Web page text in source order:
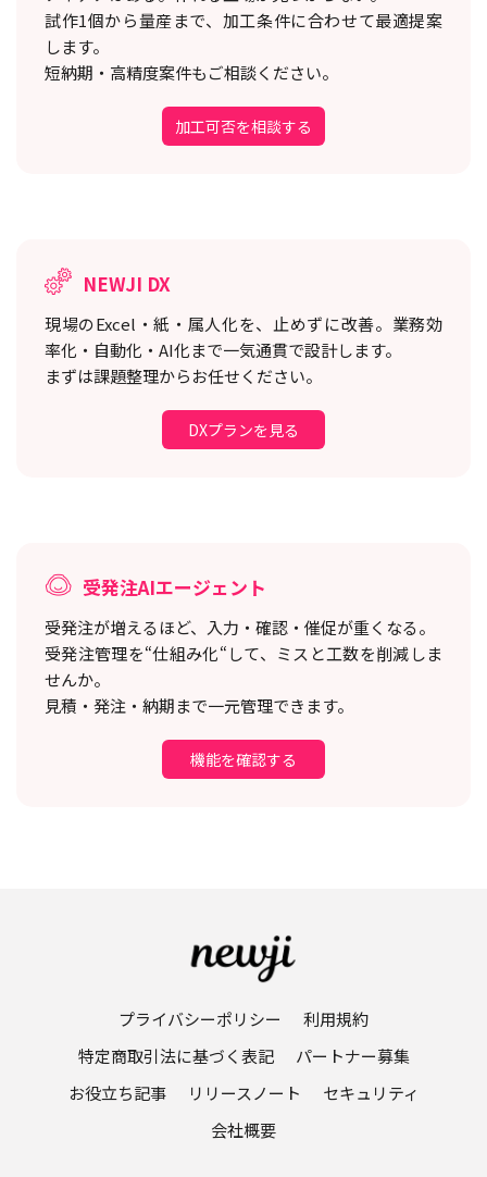
試作1個から量産まで、加工条件に合わせて最適提案
します。
短納期・高精度案件もご相談ください。
加工可否を相談する
NEWJI DX
現場のExcel・紙・属人化を、止めずに改善。 業務効
率化・自動化・AI化まで一気通貫で設計します。
まずは課題整理からお任せください。
DXプランを見る
受発注AIエージェント
受発注が増えるほど、入力・確認・催促が重くなる。
受発注管理を“仕組み化“して、ミスと工数を削減しま
せんか。
見積・発注・納期まで一元管理できます。
機能を確認する
プライバシーポリシー
利用規約
特定商取引法に基づく表記
パートナー募集
お役立ち記事
リリースノート
セキュリティ
会社概要